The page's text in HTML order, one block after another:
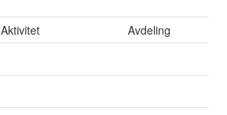
Aktivitet
Avdeling